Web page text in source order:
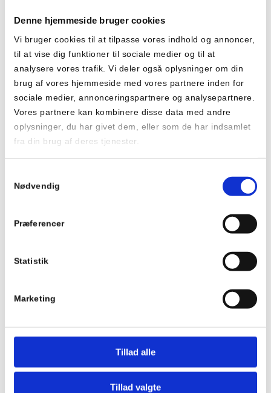
Denne hjemmeside bruger cookies
Vi bruger cookies til at tilpasse vores indhold og annoncer,
til at vise dig funktioner til sociale medier og til at
analysere vores trafik. Vi deler også oplysninger om din
brug af vores hjemmeside med vores partnere inden for
sociale medier, annonceringspartnere og analysepartnere.
Vores partnere kan kombinere disse data med andre
oplysninger, du har givet dem, eller som de har indsamlet
fra din brug af deres tjenester.
Nødvendig
Præferencer
Statistik
Marketing
Tillad alle
Tillad valgte
50+
Ugentlige hold
Se holdplan
5+